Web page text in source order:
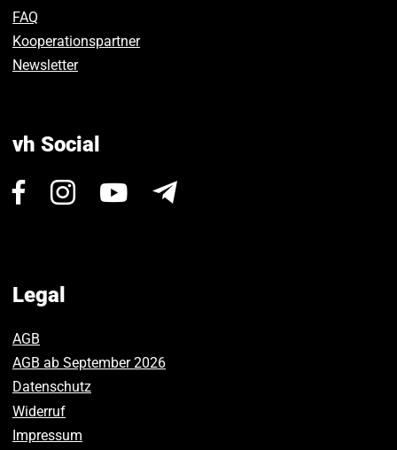
FAQ
Kooperationspartner
Newsletter
vh Social
Visit Visit
Visit
Legal
AGB
AGB ab September 2026
Datenschutz
Widerruf
Impressum